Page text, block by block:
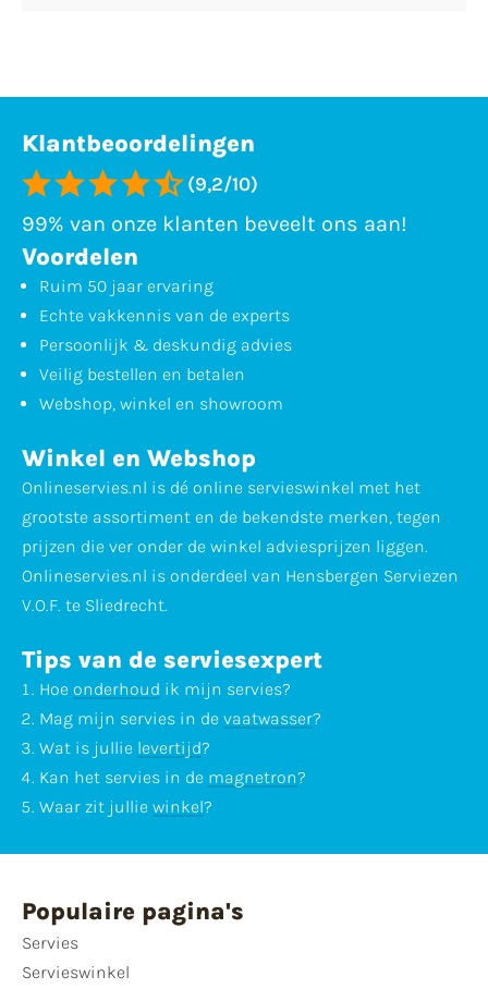
Klantbeoordelingen
(9,2/10)
99% van onze klanten beveelt ons aan!
Voordelen
Ruim 50 jaar ervaring
Echte vakkennis van de experts
Persoonlijk & deskundig advies
Veilig bestellen en betalen
Webshop, winkel en showroom
Winkel en Webshop
Onlineservies.nl is dé online servieswinkel met het
grootste assortiment en de bekendste merken, tegen
prijzen die ver onder de winkel adviesprijzen liggen.
Onlineservies.nl is onderdeel van Hensbergen Serviezen
V.O.F. te Sliedrecht.
Tips van de serviesexpert
Hoe onderhoud ik mijn servies?
Mag mijn servies in de vaatwasser?
Wat is jullie levertijd?
Kan het servies in de magnetron?
Waar zit jullie winkel?
Populaire pagina's
Servies
Servieswinkel